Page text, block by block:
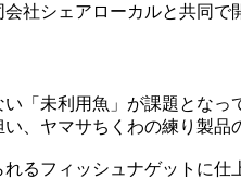
社シェアローカルと共同で
「未利用魚」が課題となっ
、ヤマサちくわの練り製品
るフィッシュナゲットに仕